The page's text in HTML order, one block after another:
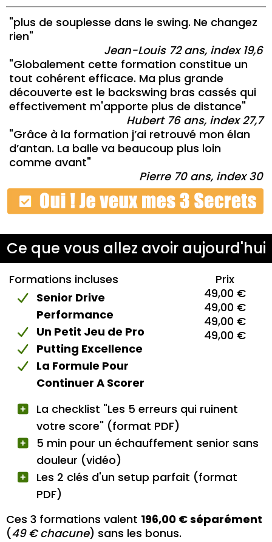
"plus de souplesse dans le swing. Ne changez
rien"
Jean-Louis 72 ans, index 19,6
"Globalement cette formation constitue un
tout cohérent efficace. Ma plus grande
découverte est le backswing bras cassés qui
effectivement m'apporte plus de distance"
Hubert 76 ans, index 27,7
"Grâce à la formation j’ai retrouvé mon élan
d’antan. La balle va beaucoup plus loin
comme avant"
Pierre 70 ans, index 30
Ce que vous allez avoir aujourd'hui
Formations incluses
Senior Drive
Performance
Un Petit Jeu de Pro
Putting Excellence
La Formule Pour
Continuer A Scorer
Prix
49,00 €
49,00 €
49,00 €
49,00 €
La checklist "Les 5 erreurs qui ruinent
votre score" (format PDF)
5 min pour un échauffement senior sans
douleur (vidéo)
Les 2 clés d'un setup parfait (format
PDF)
Ces 3 formations valent 196,00 € séparément
(49 € chacune) sans les bonus.